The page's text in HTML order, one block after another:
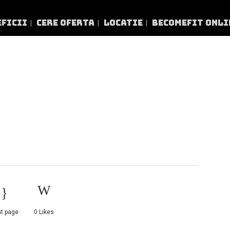
CERE OFERTA LOCATIE BECOMEFIT
page 0 Likes